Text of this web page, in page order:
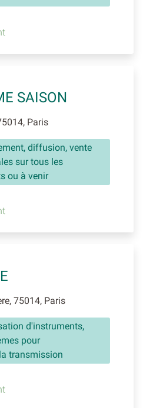
SAISON
Paris
diffusion, vente
sur tous les
ou à venir
75014, Paris
d'instruments,
pour
transmission